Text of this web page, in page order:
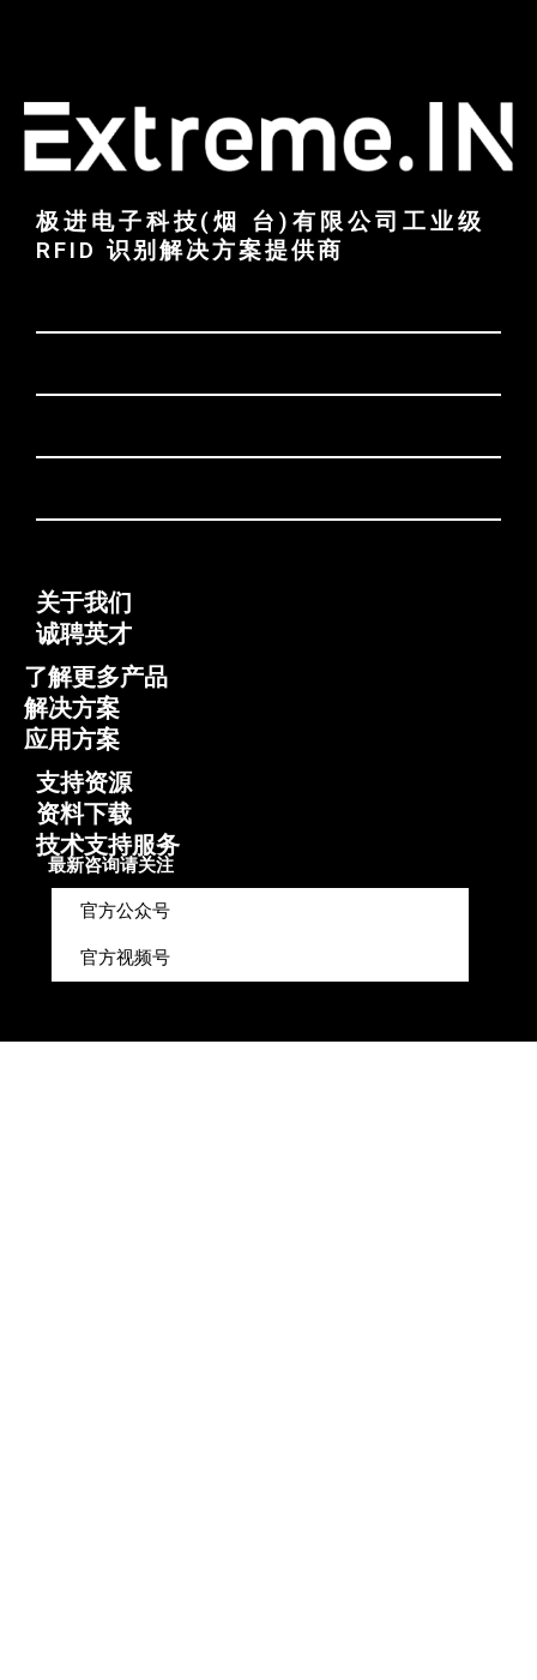
极进电子科技(烟 台)有限公司工业级
RFID 识别解决方案提供商
关于我们
诚聘英才
了解更多产品
解决方案
应用方案
支持资源
资料下载
技术支持服务
最新咨询请关注
官方公众号
官方视频号